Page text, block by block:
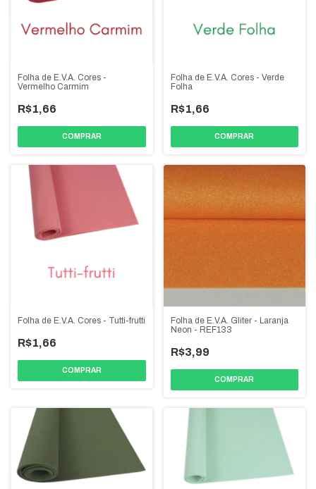
Folha de E.V.A. Cores -
Vermelho Carmim
R$1,66
COMPRAR
Folha de E.V.A. Cores - Verde
Folha
R$1,66
COMPRAR
Folha de E.V.A. Cores - Tutti-frutti
R$1,66
COMPRAR
Folha de E.V.A. Gliter - Laranja
Neon - REF133
R$3,99
COMPRAR